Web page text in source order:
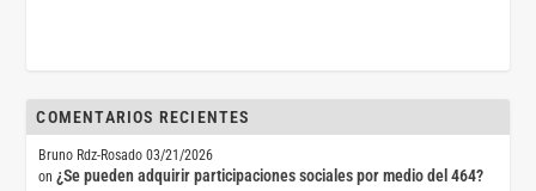
COMENTARIOS RECIENTES
Bruno Rdz-Rosado 03/21/2026
on¿Se pueden adquirir participaciones sociales por medio del 464?